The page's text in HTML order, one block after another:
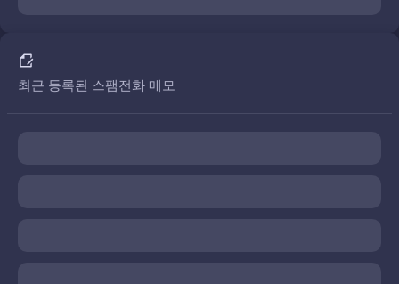
최근 등록된 스팸전화 메모